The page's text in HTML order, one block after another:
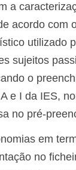
a
acordo com
utilizado
sujeitos
o
e I da IES,
no pré-
em
no